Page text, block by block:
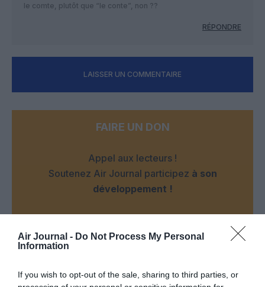
Air Journal - Do Not Process My Personal
Information
If you wish to opt-out of the sale, sharing to third parties, or
le comte, plutôt que “le conte”, non ??
RÉPONDRE
LAISSER UN COMMENTAIRE
FAIRE UN DON
Appel aux lecteurs !
Soutenez Air Journal participez à son
développement !
NOUS SOUTENIR